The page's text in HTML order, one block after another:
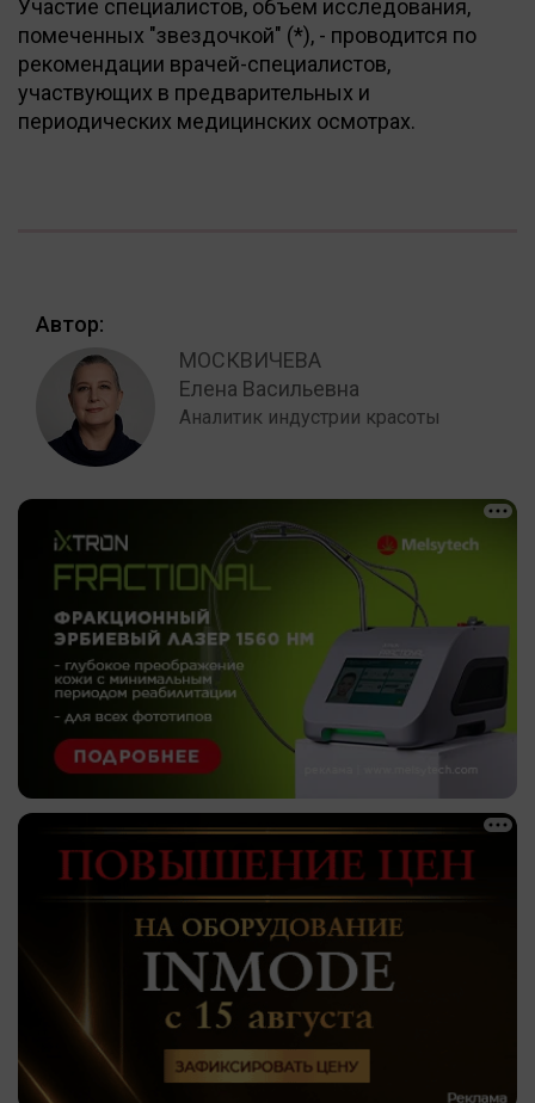
Участие специалистов, объем исследования,
помеченных "звездочкой" (*), - проводится по
рекомендации врачей-специалистов,
участвующих в предварительных и
периодических медицинских осмотрах.
Автор:
МОСКВИЧЕВА
Елена Васильевна
Аналитик индустрии красоты